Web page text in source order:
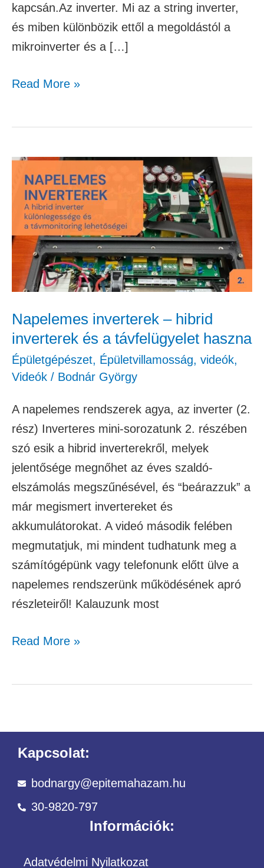
kapcsán.Az inverter. Mi az a string inverter,
és miben különbözik ettől a megoldástól a
mikroinverter és a […]
Read More »
Napelemes inverterek – hibrid
inverterek és a távfelügyelet haszna
Épületgépészet, Épületvillamosság, videók,
Videók / Bodnár György
A napelemes rendszerek agya, az inverter (2.
rész) Inverteres mini-sorozatunk 2. részében
szó esik a hibrid inverterekről, melyek
jelentősége megnőhet az éves szaldó-
elszámolás megszűnésével, és “beárazzuk” a
már megismert invertereket és
akkumulátorokat. A videó második felében
megmutatjuk, mi mindent tudhatunk meg a
számítógépünk vagy telefonunk előtt ülve a
napelemes rendszerünk működésének apró
részleteiről! Kalauzunk most
Napelemes
inverterek
hibrid
inverterek
haszna
Read More »
Kapcsolat:
bodnargy@epitemahazam.hu
30-9820-797
Információk:
Adatvédelmi Nyilatkozat